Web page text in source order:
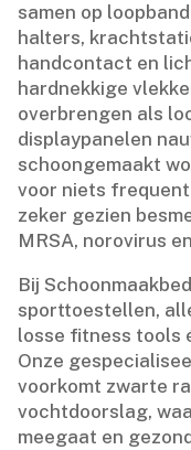
samen op
halters,
handcontact en
hardnekkige
overbrengen als
displaypanelen
schoongemaakt
voor niets
zeker gezien
MRSA, norovirus
Bij
sporttoestellen,
losse fitness tools
Onze
voorkomt zwarte
vochtdoorslag,
meegaat en